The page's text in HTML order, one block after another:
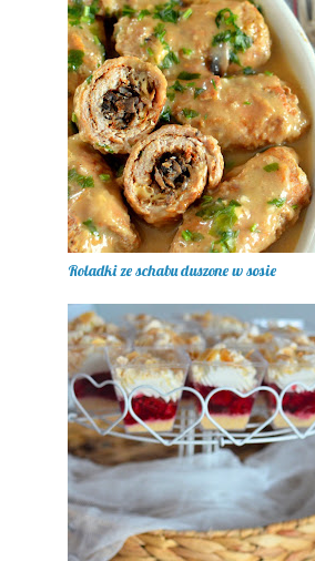
Roladki ze schabu duszone w sosie